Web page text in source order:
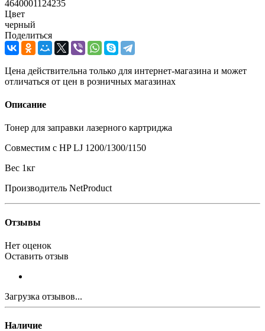
4640001124235
Цвет
черный
Поделиться
Цена действительна только для интернет-магазина и может
отличаться от цен в розничных магазинах
Описание
Тонер для заправки лазерного картриджа
Совместим с HP LJ 1200/1300/1150
Вес 1кг
Производитель NetProduct
Отзывы
Нет оценок
Оставить отзыв
Загрузка отзывов...
Наличие